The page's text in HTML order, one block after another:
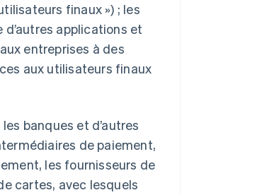
finaux ») ; les
d’autres applications et
entreprises à des
aux utilisateurs finaux
banques et d’autres
de paiement,
les fournisseurs de
cartes, avec lesquels